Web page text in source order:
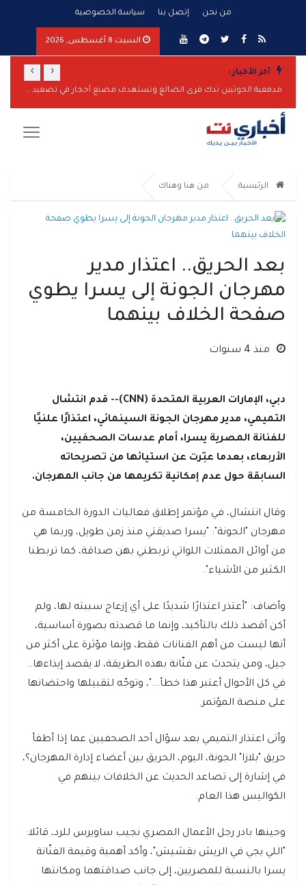
من نحن إتصل بنا سياسة الخصوصية
السبت 8 أغسطس, 2026
آخر الأخبار :
مدفعية الحوثيين تدك قرى الضالع وتستهدف مصنع أحجار في تصعيد جديد
‹
›
الرئيسية من هنا وهناك
بعد الحريق.. اعتذار مدير
مهرجان الجونة إلى يسرا يطوي
صفحة الخلاف بينهما
منذ 4 سنوات
دبي، الإمارات العربية المتحدة (CNN)-- قدم انتشال
التميمي، مدير مهرجان الجونة السينمائي، اعتذارًا علنيًا
للفنانة المصرية يسرا، أمام عدسات الصحفيين،
الأربعاء، بعدما عبّرت عن استيائها من تصريحاته
السابقة حول عدم إمكانية تكريمها من جانب المهرجان.
وقال انتشال، في مؤتمر إطلاق فعاليات الدورة الخامسة من
مهرجان "الجونة": "يسرا صديقتي منذ زمن طويل، وربما هي
من أوائل الممثلات اللواتي تربطني بهن صداقة، كما تربطنا
الكثير من الأشياء".
وأضاف: "أعتذر اعتذارًا شديدًا على أي إزعاج سببته لها، ولم
أكن أقصد ذلك بالتأكيد، وإنما ما قصدته بصورة أساسية،
أنها ليست من أهم الفنانات فقط، وإنما مؤثرة على أكثر من
جيل، ومن يتحدث عن فنّانة بهذه الطريقة، لا يقصد إيذاءها..
في كل الأحوال أعتبر هذا خطأ..."، وتوجّه لتقبيلها واحتضانها
على منصة المؤتمر.
وأتى اعتذار التميمي بعد سؤال أحد الصحفيين عما إذا أطفأ
حريق "بلازا" الجونة، اليوم، الحريق بين أعضاء إدارة المهرجان؟،
في إشارة إلى تصاعد الحديث عن الخلافات بينهم في
الكواليس هذا العام.
وحينها بادر رجل الأعمال المصري نجيب ساويرس للرد، قائلا:
"اللي يجي في الريش بقشيش"، وأكد أهمية وقيمة الفنّانة
يسرا بالنسبة للمصريين، إلى جانب صداقتهما ومكانتها